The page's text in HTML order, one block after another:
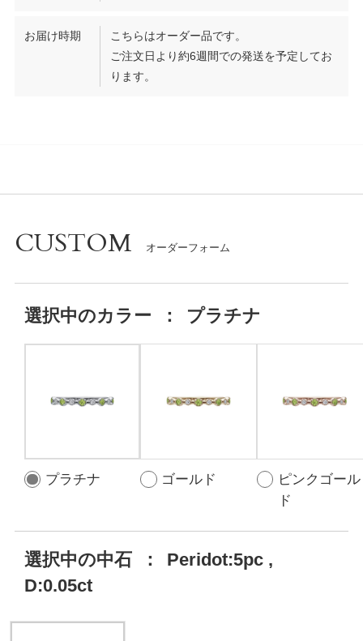
お届け時期
こちらはオーダー品です。
ご注文日より約6週間での発送を予定してお
ります。
CUSTOM
選択中のカラー ： プラチナ
プラチナ ゴールド
ピンクゴール
ド
選択中の中石 ：
Peridot:5pc ,
D:0.05ct